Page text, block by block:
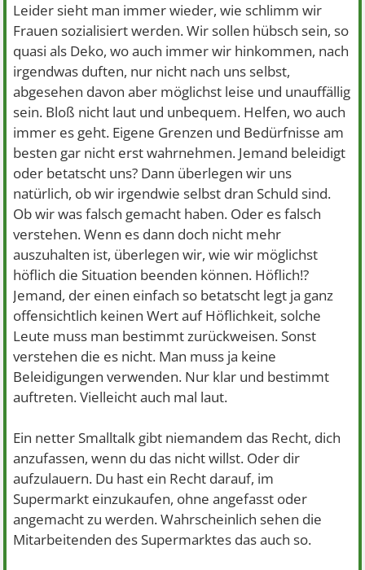
Leider sieht man immer wieder, wie schlimm wir
Frauen sozialisiert werden. Wir sollen hübsch sein, so
quasi als Deko, wo auch immer wir hinkommen, nach
irgendwas duften, nur nicht nach uns selbst,
abgesehen davon aber möglichst leise und unauffällig
sein. Bloß nicht laut und unbequem. Helfen, wo auch
immer es geht. Eigene Grenzen und Bedürfnisse am
besten gar nicht erst wahrnehmen. Jemand beleidigt
oder betatscht uns? Dann überlegen wir uns
natürlich, ob wir irgendwie selbst dran Schuld sind.
Ob wir was falsch gemacht haben. Oder es falsch
verstehen. Wenn es dann doch nicht mehr
auszuhalten ist, überlegen wir, wie wir möglichst
höflich die Situation beenden können. Höflich!?
Jemand, der einen einfach so betatscht legt ja ganz
offensichtlich keinen Wert auf Höflichkeit, solche
Leute muss man bestimmt zurückweisen. Sonst
verstehen die es nicht. Man muss ja keine
Beleidigungen verwenden. Nur klar und bestimmt
auftreten. Vielleicht auch mal laut.
Ein netter Smalltalk gibt niemandem das Recht, dich
anzufassen, wenn du das nicht willst. Oder dir
aufzulauern. Du hast ein Recht darauf, im
Supermarkt einzukaufen, ohne angefasst oder
angemacht zu werden. Wahrscheinlich sehen die
Mitarbeitenden des Supermarktes das auch so.